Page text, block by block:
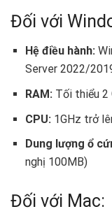
Đối với
Hệ điều hành:
Server 2022/
RAM:Tối thiểu 2
CPU: 1GHz trở
Dung lượng ổ
nghị 100MB)
Đối với Mac: